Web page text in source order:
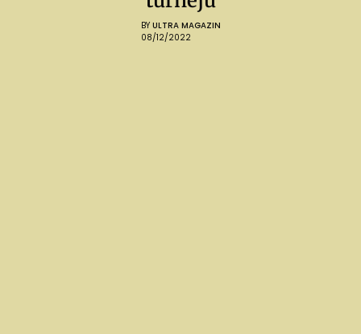
BY ULTRA MAGAZIN
08/12/2022